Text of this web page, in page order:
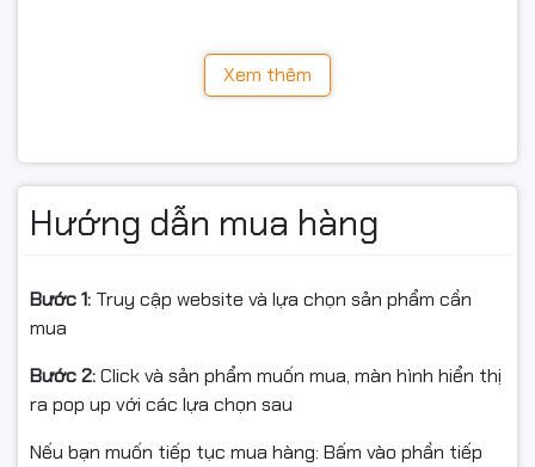
Xem thêm
Hướng dẫn mua hàng
Bước 1: Truy cập website và lựa chọn sản phẩm cần
mua
Bước 2:Click và sản phẩm muốn mua, màn hình hiển thị
ra pop up với các lựa chọn sau
Nếu bạn muốn tiếp tục mua hàng: Bấm vào phần tiếp